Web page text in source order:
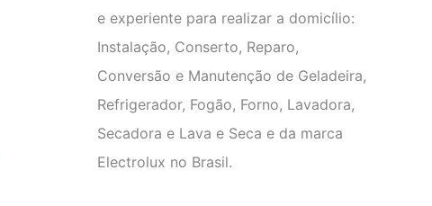
e experiente para realizar a domicílio:
Instalação, Conserto, Reparo,
Conversão e Manutenção de Geladeira,
Refrigerador, Fogão, Forno, Lavadora,
Secadora e Lava e Seca e da marca
Electrolux no Brasil.